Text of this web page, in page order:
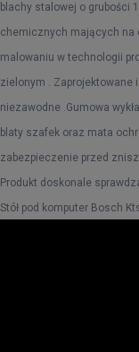
blachy stalowej o grubości
chemicznych mających na
malowaniu w technologii
zielonym . Zaprojektowane
niezawodne .Gumowa
blaty szafek oraz mata
zabezpieczenie przed
Produkt doskonale
Stół pod komputer Bosch